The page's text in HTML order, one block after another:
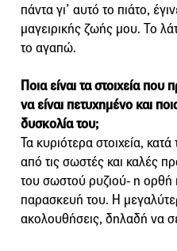
πάντα γι’ αυτό το πιάτο,
μαγειρικής ζωής μου. Το
το αγαπώ.
Ποια είναι τα στοιχεία που
να είναι πετυχημένο και
δυσκολία του;
Τα κυριότερα στοιχεία,
από τις σωστές και καλές
του σωστού ρυζιού- η ορθή
παρασκευή του. Η
ακολουθήσεις, δηλαδή να